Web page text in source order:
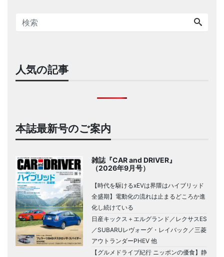
人気の記事
本誌最新号のご案内
雑誌『CAR and DRIVER』
（2026年9月号）
【時代を駆けるxEVは界隈はハイブリッド
全盛期】電動化の流れは止まるどころか進
化し続けている
日産キックス＋エルグランド／レクサスES
／SUBARUレヴォーグ・レイバック／三菱
アウトランダーPHEV 他
【グルメドライブ紀行 ニッポンの優食】静